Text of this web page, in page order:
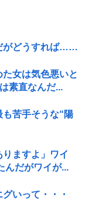
がどうすれば……
女は気色悪いと
素直なんだ...
も苦手そうな“陽
ますよ」ワイ
んだがワイが...
いって・・・